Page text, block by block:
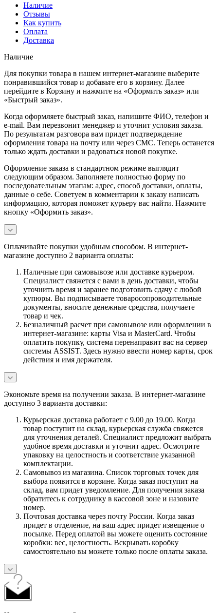
Наличие
Отзывы
Как купить
Оплата
Доставка
Наличие
Для покупки товара в нашем интернет-магазине выберите
понравившийся товар и добавьте его в корзину. Далее
перейдите в Корзину и нажмите на «Оформить заказ» или
«Быстрый заказ».
Когда оформляете быстрый заказ, напишите ФИО, телефон и
e-mail. Вам перезвонит менеджер и уточнит условия заказа.
По результатам разговора вам придет подтверждение
оформления товара на почту или через СМС. Теперь останется
только ждать доставки и радоваться новой покупке.
Оформление заказа в стандартном режиме выглядит
следующим образом. Заполняете полностью форму по
последовательным этапам: адрес, способ доставки, оплаты,
данные о себе. Советуем в комментарии к заказу написать
информацию, которая поможет курьеру вас найти. Нажмите
кнопку «Оформить заказ».
Оплачивайте покупки удобным способом. В интернет-
магазине доступно 2 варианта оплаты:
Наличные при самовывозе или доставке курьером.
Специалист свяжется с вами в день доставки, чтобы
уточнить время и заранее подготовить сдачу с любой
купюры. Вы подписываете товаросопроводительные
документы, вносите денежные средства, получаете
товар и чек.
Безналичный расчет при самовывозе или оформлении в
интернет-магазине: карты Visa и MasterCard. Чтобы
оплатить покупку, система перенаправит вас на сервер
системы ASSIST. Здесь нужно ввести номер карты, срок
действия и имя держателя.
Экономьте время на получении заказа. В интернет-магазине
доступно 3 варианта доставки:
Курьерская доставка работает с 9.00 до 19.00. Когда
товар поступит на склад, курьерская служба свяжется
для уточнения деталей. Специалист предложит выбрать
удобное время доставки и уточнит адрес. Осмотрите
упаковку на целостность и соответствие указанной
комплектации.
Самовывоз из магазина. Список торговых точек для
выбора появится в корзине. Когда заказ поступит на
склад, вам придет уведомление. Для получения заказа
обратитесь к сотруднику в кассовой зоне и назовите
номер.
Почтовая доставка через почту России. Когда заказ
придет в отделение, на ваш адрес придет извещение о
посылке. Перед оплатой вы можете оценить состояние
коробки: вес, целостность. Вскрывать коробку
самостоятельно вы можете только после оплаты заказа.